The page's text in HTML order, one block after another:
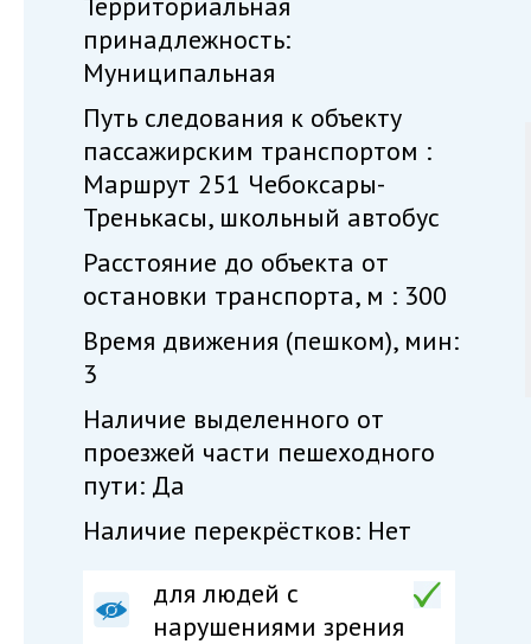
принадлежность:
Муниципальная
Путь следования к объекту
пассажирским транспортом :
Маршрут 251 Чебоксары-
Тренькасы, школьный автобус
Расстояние до объекта от
остановки транспорта, м : 300
Время движения (пешком), мин:
3
Наличие выделенного от
проезжей части пешеходного
пути: Да
Наличие перекрёстков: Нет
для людей с
нарушениями зрения